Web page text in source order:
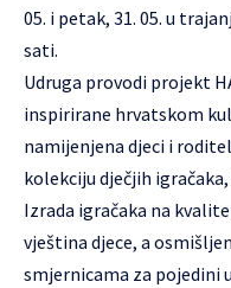
05. i petak, 31. 05. u
sati.
Udruga provodi projekt
inspirirane hrvatskom
namijenjena djeci i
kolekciju dječjih
Izrada igračaka na
vještina djece, a
smjernicama za pojedini